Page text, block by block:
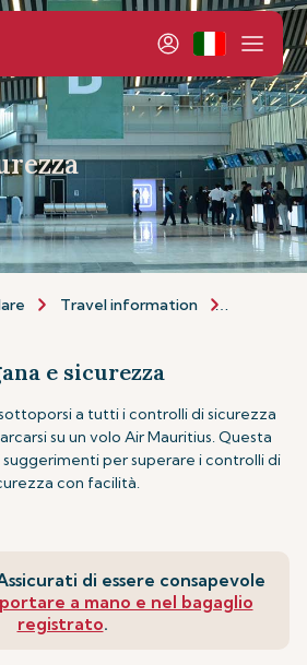
Travel information
e sicurezza
a tutti i controlli di sicurezza
su un volo Air Mauritius. Questa
per superare i controlli di
con facilità.
di essere consapevole
a mano e nel bagaglio
registrato.